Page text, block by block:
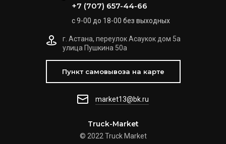
Truck-Market
© 2022 Truck Market
+7 (707) 657-44-66
с 9-00 до 18-00 без выходных
г. Астана, переулок Асаукок дом 5а
улица Пушкина 50а
Пункт самовывоза на карте
market13@bk.ru